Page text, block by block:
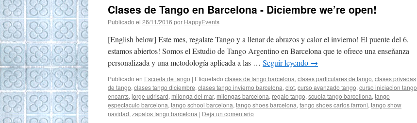
Clases de Tango en Barcelona - Diciembre we’re open!
Publicado el 26/11/2016 por HappyEvents
[English below] Este mes, regalate Tango y a llenar de abrazos y calor el invierno! El puente del 6,
estamos abiertos! Somos el Estudio de Tango Argentino en Barcelona que te ofrece una enseñanza
personalizada y una metodología aplicada a las … Seguir leyendo →
Publicado en Escuela de tango | Etiquetado clases de tango barcelona, clases particulares de tango, clases privadas
de tango, clases tango diciembre, clases tango invierno barcelona, clot, curso avanzado tango, curso iniciacion tango
encants, jorge udrisard, milonga del mar, milongas barcelona, regalo tango, scuola tango barcellona, tango
espectaculo barcelona, tango school barcelona, tango shoes barcelona, tango shoes carlos farroni, tango show
navidad, zapatos tango barcelona | Deja un comentario